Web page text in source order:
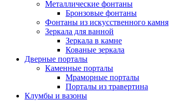
Металлические фонтаны
Бронзовые фонтаны
Фонтаны из искусственного камня
Зеркала для ванной
Зеркала в камне
Кованые зеркала
Дверные порталы
Каменные порталы
Мраморные порталы
Порталы из травертина
Клумбы и вазоны